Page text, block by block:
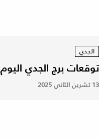
الجدي
توقعات برج الجدي اليوم 13/11/2025
13 تشرين الثاني 2025